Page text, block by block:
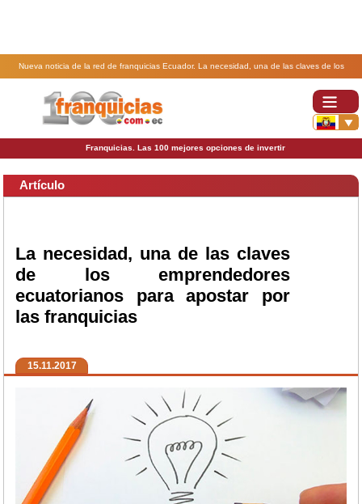
Nueva noticia de la red de franquicias Ecuador. La necesidad, una de las claves de los
emprendedores ecuatorianos para apostar por las franquicias.
Franquicias. Las 100 mejores opciones de invertir
Artículo
La necesidad, una de las claves
de los emprendedores
ecuatorianos para apostar por
las franquicias
15.11.2017